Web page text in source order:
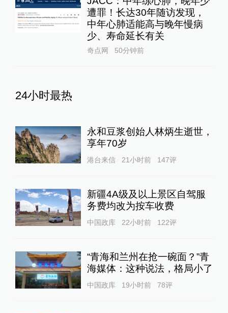
遭罪！长达30年随访发现，
中年心肺适能高与晚年慢病
少、寿命延长有关
奇点网 50分钟前
24小时最热
永和豆浆创始人林炳生逝世，
享年70岁
港台来信 21小时前 147评
新疆4A级及以上景区自驾服
务费均改为按车收费
中国政库 22小时前 122评
“青海和兰州在抢一碗面？”青
海媒体：这种说法，格局小了
中国政库 19小时前 78评